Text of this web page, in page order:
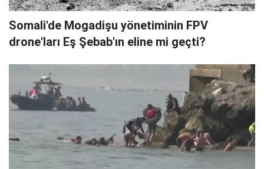
Somali'de Mogadişu yönetiminin FPV
drone'ları Eş Şebab'ın eline mi geçti?